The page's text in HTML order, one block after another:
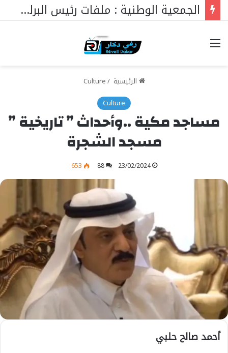
الجمعية الوطنية : ملفات رئيس البرلمان التي ستغير كل شيء
خيارات
الرئيسية /
Culture
Culture
مساجد مكية ..وأحداث ” تاريخية ”
مسجد الشجرة
23/02/2024
88
653
أحمد صالح حلبي